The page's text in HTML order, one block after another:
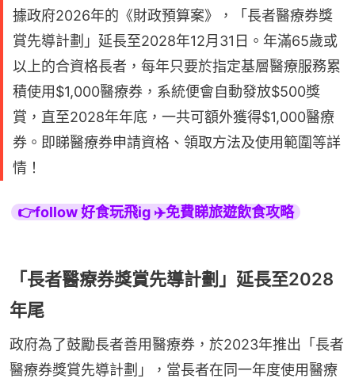
據政府2026年的《財政預算案》，「長者醫療券獎
賞先導計劃」延長至2028年12月31日。年滿65歲或
以上的合資格長者，每年只要於指定基層醫療服務累
積使用$1,000醫療券，系統便會自動發放$500獎
賞，直至2028年年底，一共可額外獲得$1,000醫療
券。即睇醫療券申請資格、領取方法及使用範圍等詳
情！
👉follow 好食玩飛ig ✈️免費睇旅遊飲食攻略
「長者醫療券獎賞先導計劃」延長至2028
年尾
政府為了鼓勵長者善用醫療券，於2023年推出「長者
醫療券獎賞先導計劃」，當長者在同一年度使用醫療